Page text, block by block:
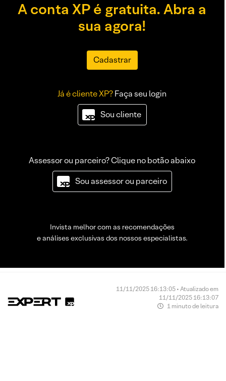
A conta XP é gratuita. Abra a
sua agora!
Cadastrar
Já é cliente XP?Faça seu login
Sou cliente
Assessor ou parceiro? Clique no botão abaixo
Sou assessor ou parceiro
Invista melhor com as recomendações
e análises exclusivas dos nossos especialistas.
11/11/2025 16:13:05 • Atualizado em
11/11/2025 16:13:07
1 minuto de leitura